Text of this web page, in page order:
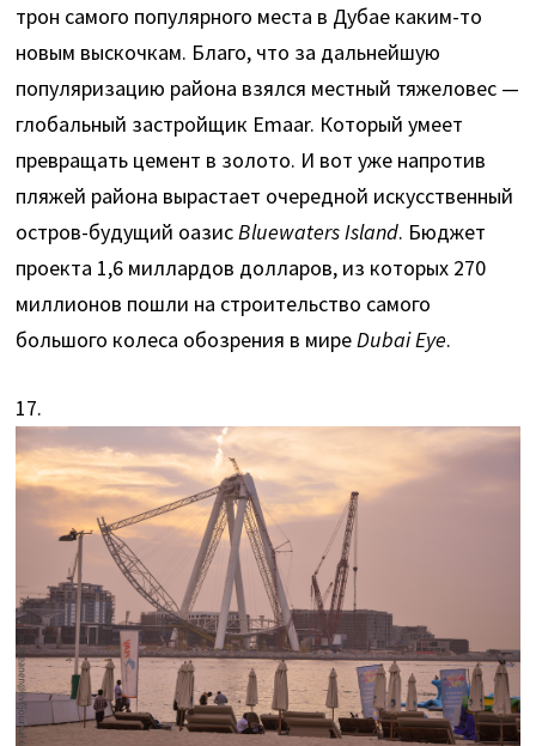
трон самого популярного места в Дубае каким-то
новым выскочкам. Благо, что за дальнейшую
популяризацию района взялся местный тяжеловес —
глобальный застройщик Emaar. Который умеет
превращать цемент в золото. И вот уже напротив
пляжей района вырастает очередной искусственный
остров-будущий оазис Bluewaters Island. Бюджет
проекта 1,6 миллардов долларов, из которых 270
миллионов пошли на строительство самого
большого колеса обозрения в мире Dubai Eye.
17.